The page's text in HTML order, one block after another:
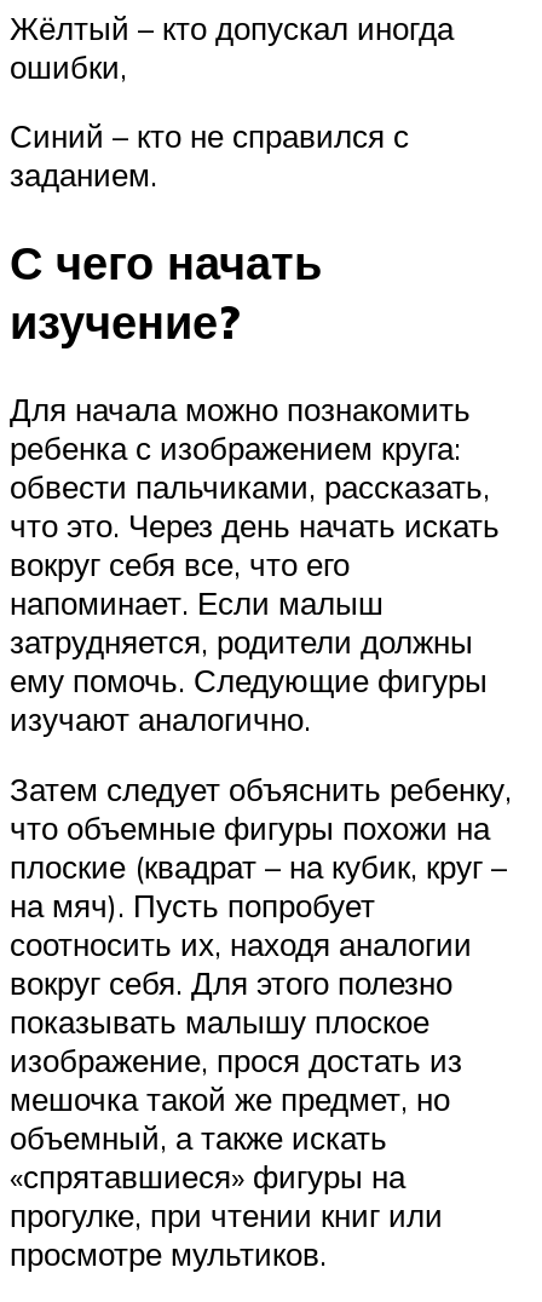
Жёлтый – кто допускал иногда
ошибки,
Синий – кто не справился с
заданием.
С чего начать
изучение?
Для начала можно познакомить
ребенка с изображением круга:
обвести пальчиками, рассказать,
что это. Через день начать искать
вокруг себя все, что его
напоминает. Если малыш
затрудняется, родители должны
ему помочь. Следующие фигуры
изучают аналогично.
Затем следует объяснить ребенку,
что объемные фигуры похожи на
плоские (квадрат – на кубик, круг –
на мяч). Пусть попробует
соотносить их, находя аналогии
вокруг себя. Для этого полезно
показывать малышу плоское
изображение, прося достать из
мешочка такой же предмет, но
объемный, а также искать
«спрятавшиеся» фигуры на
прогулке, при чтении книг или
просмотре мультиков.